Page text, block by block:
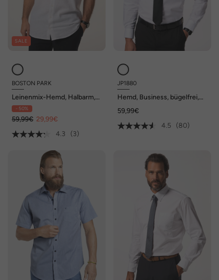
SALE
BOSTON PARK
Leinenmix-Hemd, Halbarm,
Streifen, Kentkragen,
Comfort Fit, bis 8 XL
- 50%
59,99€ 29,99€
4.3
(3)
JP1880
Hemd, Business, bügelfrei,
Comfort Fit, bis 8XL
59,99€
4.5
(80)